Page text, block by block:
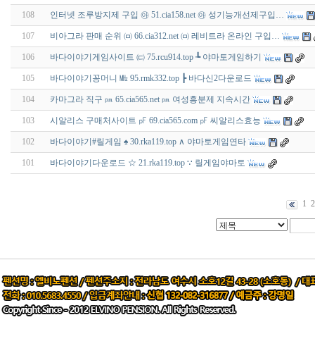
108 인터넷 조루방지제 구입 ㉵ 51.cia158.net ㉵ 성기능개선제구입…
107 비아그라 판매 순위 ㈄ 66.cia312.net ㈄ 레비트라 온라인 구입…
106 바다이야기게임사이트 ㈂ 75.rcu914.top ┺ 야마토게임하기
105 바다이야기꽁머니 ㎒ 95.rmk332.top ┣ 바다신2다운로드
104 카마그라 직구 ㏘ 65.cia565.net ㏘ 여성흥분제 지속시간
103 시알리스 구매처사이트 ㎊ 69.cia565.com ㎊ 씨알리스효능
102 바다이야기#릴게임 ♠ 30.rka119.top ∧ 야마토게임연타
101 바다이야기다운로드 ☆ 21.rka119.top ∵ 릴게임야마토
1 2